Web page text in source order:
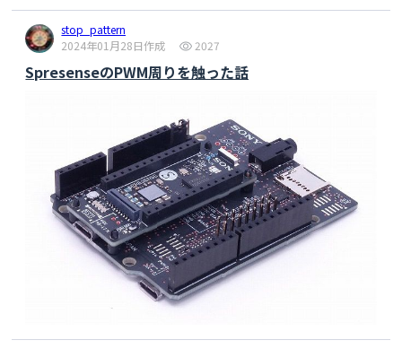
stop_pattern
2024年01月28日作成
2027
SpresenseのPWM周りを触った話